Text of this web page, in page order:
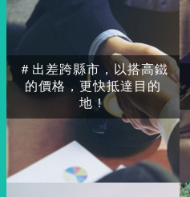
＃出差跨縣市，以搭高鐵
的價格，更快抵達目的
地！